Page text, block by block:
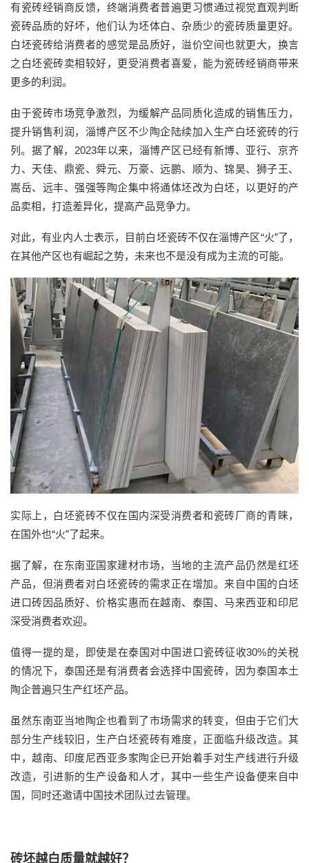
有瓷砖经销商反馈，终端消费者普遍更习惯通过视觉直观判断
瓷砖品质的好坏，他们认为坯体白、杂质少的瓷砖质量更好。
白坯瓷砖给消费者的感觉是品质好，溢价空间也就更大，换言
之白坯瓷砖卖相较好，更受消费者喜爱，能为瓷砖经销商带来
更多的利润。
由于瓷砖市场竞争激烈，为缓解产品同质化造成的销售压力，
提升销售利润，淄博产区不少陶企陆续加入生产白坯瓷砖的行
列。据了解，2023年以来，淄博产区已经有新博、亚行、京齐
力、天佳、鼎瓷、舜元、万豪、远鹏、顺为、锦昊、狮子王、
嵩岳、远丰、强强等陶企集中将通体坯改为白坯，以更好的产
品卖相，打造差异化，提高产品竞争力。
对此，有业内人士表示，目前白坯瓷砖不仅在淄博产区“火”了，
在其他产区也有崛起之势，未来也不是没有成为主流的可能。
实际上，白坯瓷砖不仅在国内深受消费者和瓷砖厂商的青睐，
在国外也“火”了起来。
据了解，在东南亚国家建材市场，当地的主流产品仍然是红坯
产品，但消费者对白坯瓷砖的需求正在增加。来自中国的白坯
进口砖因品质好、价格实惠而在越南、泰国、马来西亚和印尼
深受消费者欢迎。
值得一提的是，即使是在泰国对中国进口瓷砖征收30%的关税
的情况下，泰国还是有消费者会选择中国瓷砖，因为泰国本土
陶企普遍只生产红坯产品。
虽然东南亚当地陶企也看到了市场需求的转变，但由于它们大
部分生产线较旧，生产白坯瓷砖有难度，正面临升级改造。其
中，越南、印度尼西亚多家陶企已开始着手对生产线进行升级
改造，引进新的生产设备和人才，其中一些生产设备便来自中
国，同时还邀请中国技术团队过去管理。
砖坯越白质量就越好？